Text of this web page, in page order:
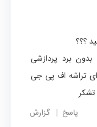
؟؟؟
برد پردازشی
تراشه اف پی جی
تشکر
پاسخ | گزارش